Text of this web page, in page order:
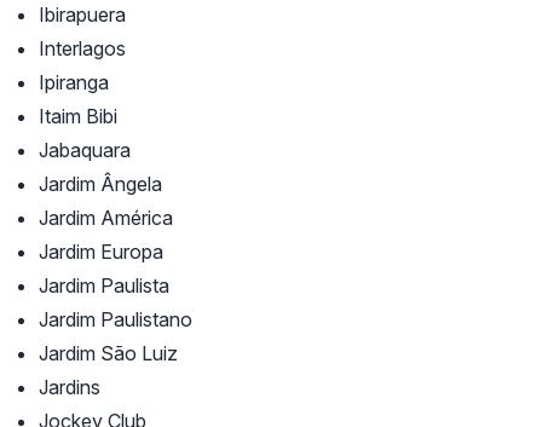
Ibirapuera
Interlagos
Ipiranga
Itaim Bibi
Jabaquara
Jardim Ângela
Jardim América
Jardim Europa
Jardim Paulista
Jardim Paulistano
Jardim São Luiz
Jardins
Jockey Club